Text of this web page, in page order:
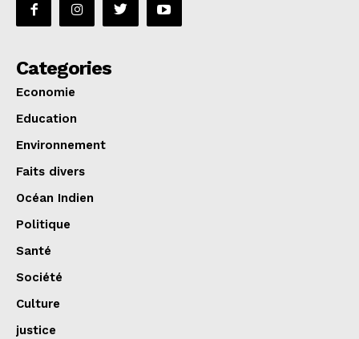
Categories
Economie
Education
Environnement
Faits divers
Océan Indien
Politique
Santé
Société
Culture
justice